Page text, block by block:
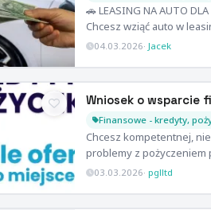
🚗 LEASING NA AUTO
Chcesz wziąć auto w
04.03.2026·Jacek
Wniosek o wsparcie
Finansowe - kredyty,
Chcesz kompetentnej,
problemy z pożyczeniem
03.03.2026·pglltd